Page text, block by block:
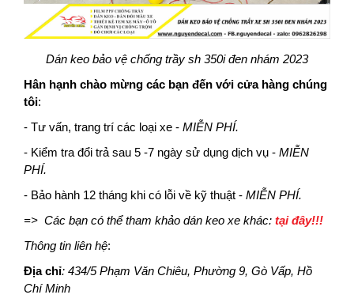
Dán keo bảo vệ chống trầy sh 350i đen nhám 2023
Hân hạnh chào mừng các bạn đến với cửa hàng chúng
tôi:
- Tư vấn, trang trí các loại xe - MIỄN PHÍ.
- Kiểm tra đổi trả sau 5 -7 ngày sử dụng dịch vụ - MIỄN
PHÍ.
- Bảo hành 12 tháng khi có lỗi về kỹ thuật - MIỄN PHÍ.
=> Các bạn có thể tham khảo dán keo xe khác: tại đây!!!
Thông tin liên hệ:
Địa chỉ: 434/5 Phạm Văn Chiêu, Phường 9, Gò Vấp, Hồ
Chí Minh